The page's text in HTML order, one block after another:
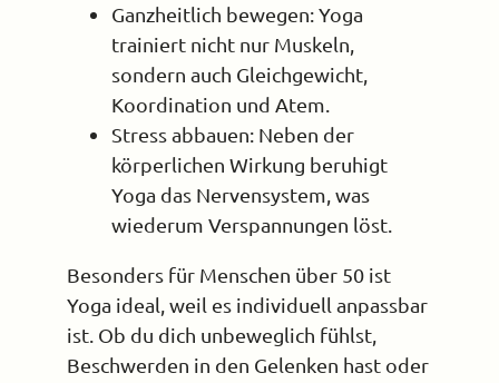
Ganzheitlich bewegen: Yoga
trainiert nicht nur Muskeln,
sondern auch Gleichgewicht,
Koordination und Atem.
Stress abbauen: Neben der
körperlichen Wirkung beruhigt
Yoga das Nervensystem, was
wiederum Verspannungen löst.
Besonders für Menschen über 50 ist
Yoga ideal, weil es individuell anpassbar
ist. Ob du dich unbeweglich fühlst,
Beschwerden in den Gelenken hast oder